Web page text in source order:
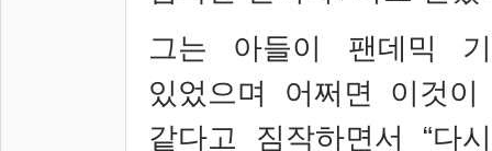
그는 아들이 팬데믹
있었으며 어쩌면 이것
같다고 짐작하면서 “다